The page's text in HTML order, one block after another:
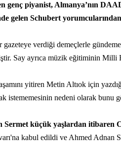
genç piyanist, Almanya’nın
gelen Schubert
gazeteye verdiği demeçlerle
Say ayrıca müzik eğitiminin Milli
yitiren Metin Altıok için
istememesinin nedeni olarak bunu
küçük yaşlardan itibaren
kabul edildi ve Ahmed